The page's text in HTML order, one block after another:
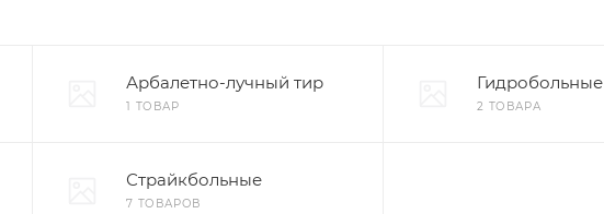
Арбалетно-лучный тир
1 ТОВАР
Гидробольные
2 ТОВАРА
Страйкбольные
7 ТОВАРОВ